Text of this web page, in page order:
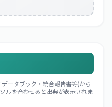
ータブック・統合報告書等)から
ルを合わせると出典が表示されま